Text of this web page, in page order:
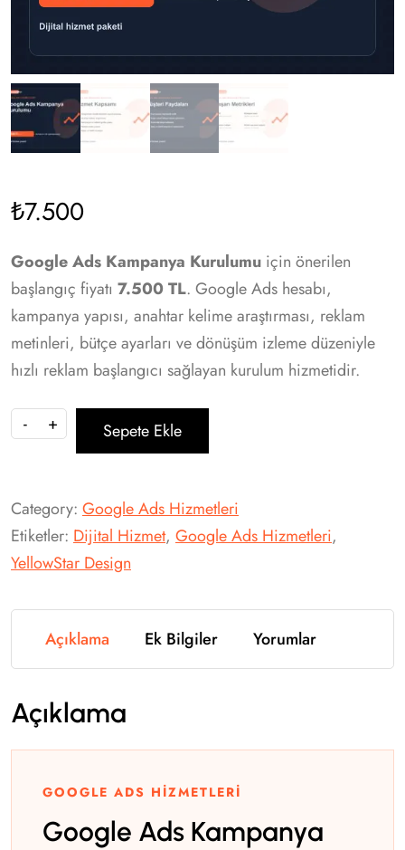
₺7.500
Google Ads Kampanya Kurulumu için önerilen
başlangıç fiyatı 7.500 TL. Google Ads hesabı,
kampanya yapısı, anahtar kelime araştırması, reklam
metinleri, bütçe ayarları ve dönüşüm izleme düzeniyle
hızlı reklam başlangıcı sağlayan kurulum hizmetidir.
- + Sepete Ekle
Category: Google Ads Hizmetleri
Etiketler: Dijital Hizmet, Google Ads Hizmetleri,
YellowStar Design
Açıklama Ek Bilgiler Yorumlar
Açıklama
GOOGLE ADS HIZMETLERI
Google Ads Kampanya